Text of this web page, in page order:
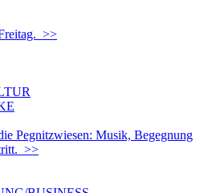
>>
Pegnitzwiesen: Musik, Begegnung
>>